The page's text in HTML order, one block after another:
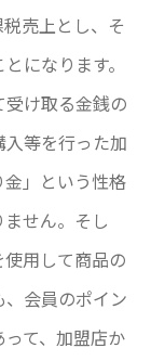
売上とし、そ
になります。
け取る金銭の
等を行った加
」という性格
せん。そし
用して商品の
会員のポイン
て、加盟店か